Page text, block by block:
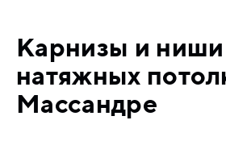
Карнизы и ниши
натяжных
Массандре